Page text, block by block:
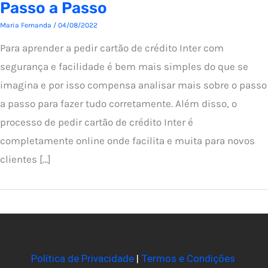
Passo a Passo
Maria Fernanda / 04/08/2022
Para aprender a pedir cartão de crédito Inter com
segurança e facilidade é bem mais simples do que se
imagina e por isso compensa analisar mais sobre o passo
a passo para fazer tudo corretamente. Além disso, o
processo de pedir cartão de crédito Inter é
completamente online onde facilita e muita para novos
clientes […]
Política de Privacidade| Termos e Condições